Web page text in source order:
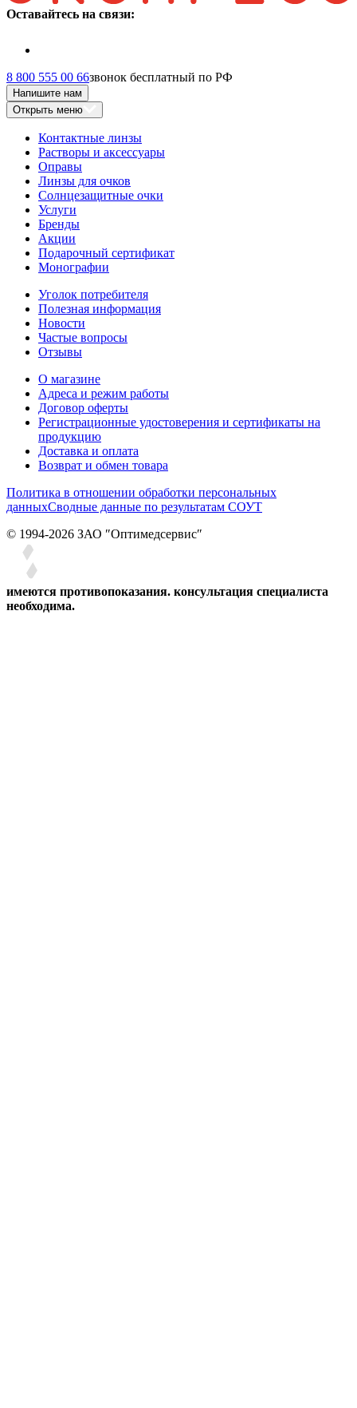
Оставайтесь на связи:
8 800 555 00 66звонок бесплатный по РФ
Напишите нам
Открыть меню
Контактные линзы
Растворы и аксессуары
Оправы
Линзы для очков
Солнцезащитные очки
Услуги
Бренды
Акции
Подарочный сертификат
Монографии
Уголок потребителя
Полезная информация
Новости
Частые вопросы
Отзывы
О магазине
Адреса и режим работы
Договор оферты
Регистрационные удостоверения и сертификаты на
продукцию
Доставка и оплата
Возврат и обмен товара
Политика в отношении обработки персональных
данныхСводные данные по результатам СОУТ
© 1994-2026 ЗАО ″Оптимедсервис″
имеются противопоказания. консультация специалиста
необходима.